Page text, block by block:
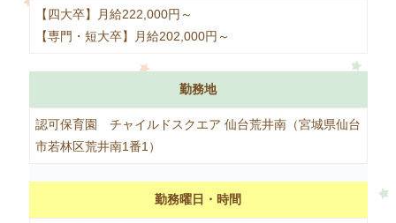
【四大卒】月給222,000円～
【専門・短大卒】月給202,000円～
勤務地
認可保育園 チャイルドスクエア 仙台荒井南（宮城県仙台
市若林区荒井南1番1）
勤務曜日・時間